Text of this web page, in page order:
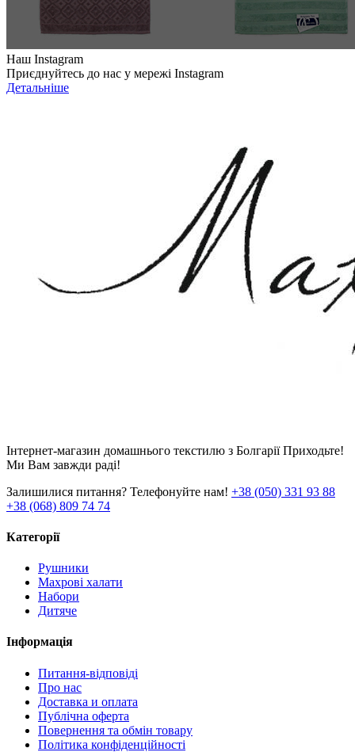
Наш Instagram
Приєднуйтесь до нас у мережі Instagram
Детальніше
Інтернет-магазин домашнього текстилю з Болгарії Приходьте!
Ми Вам завжди раді!
Залишилися питання? Телефонуйте нам! +38 (050) 331 93 88
+38 (068) 809 74 74
Категорії
Рушники
Махрові халати
Набори
Дитяче
Інформація
Питання-відповіді
Про нас
Доставка и оплата
Публічна оферта
Повернення та обмін товару
Політика конфіденційності